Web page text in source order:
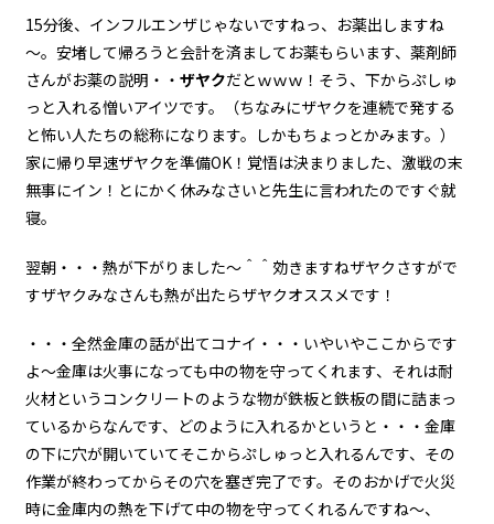
15分後、インフルエンザじゃないですねっ、お薬出しますね
～。安堵して帰ろうと会計を済ましてお薬もらいます、薬剤師
さんがお薬の説明・・ザヤクだとｗｗｗ！そう、下からぷしゅ
っと入れる憎いアイツです。（ちなみにザヤクを連続で発する
と怖い人たちの総称になります。しかもちょっとかみます。）
家に帰り早速ザヤクを準備OK！覚悟は決まりました、激戦の末
無事にイン！とにかく休みなさいと先生に言われたのですぐ就
寝。
翌朝・・・熱が下がりました～＾＾効きますねザヤクさすがで
すザヤクみなさんも熱が出たらザヤクオススメです！
・・・全然金庫の話が出てコナイ・・・いやいやここからです
よ～金庫は火事になっても中の物を守ってくれます、それは耐
火材というコンクリートのような物が鉄板と鉄板の間に詰まっ
ているからなんです、どのように入れるかというと・・・金庫
の下に穴が開いていてそこからぷしゅっと入れるんです、その
作業が終わってからその穴を塞ぎ完了です。そのおかげで火災
時に金庫内の熱を下げて中の物を守ってくれるんですね～、